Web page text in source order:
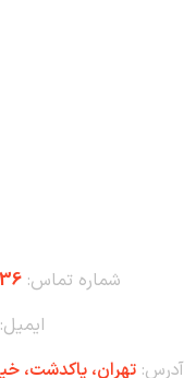
شماره تماس:
آدرس:تهران،‌ پاکدشت،